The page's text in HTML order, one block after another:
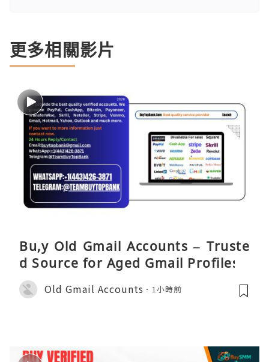
更多相關影片
Bu,y Old Gmail Accounts – Truste
d Source for Aged Gmail Profiles
Old Gmail Accounts 1小時前